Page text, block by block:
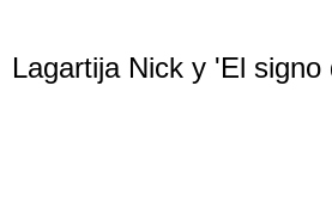
Lagartija Nick y 'El